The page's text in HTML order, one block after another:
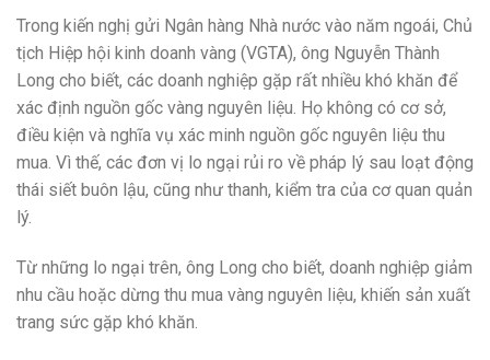
Trong kiến nghị gửi Ngân hàng Nhà nước vào năm ngoái, Chủ
tịch Hiệp hội kinh doanh vàng (VGTA), ông Nguyễn Thành
Long cho biết, các doanh nghiệp gặp rất nhiều khó khăn để
xác định nguồn gốc vàng nguyên liệu. Họ không có cơ sở,
điều kiện và nghĩa vụ xác minh nguồn gốc nguyên liệu thu
mua. Vì thế, các đơn vị lo ngại rủi ro về pháp lý sau loạt động
thái siết buôn lậu, cũng như thanh, kiểm tra của cơ quan quản
lý.
Từ những lo ngại trên, ông Long cho biết, doanh nghiệp giảm
nhu cầu hoặc dừng thu mua vàng nguyên liệu, khiến sản xuất
trang sức gặp khó khăn.